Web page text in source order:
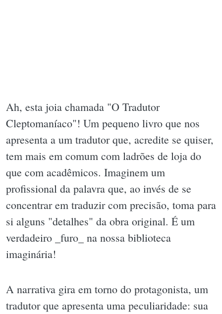
Ah, esta joia chamada "O Tradutor
Cleptomaníaco"! Um pequeno livro que nos
apresenta a um tradutor que, acredite se quiser,
tem mais em comum com ladrões de loja do
que com acadêmicos. Imaginem um
profissional da palavra que, ao invés de se
concentrar em traduzir com precisão, toma para
si alguns "detalhes" da obra original. É um
verdadeiro _furo_ na nossa biblioteca
imaginária!
A narrativa gira em torno do protagonista, um
tradutor que apresenta uma peculiaridade: sua